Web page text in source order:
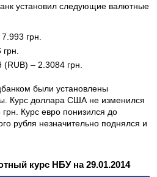
установил следующие валютные
грн.
(RUB) – 2.3084 грн.
были установлены
Курс доллара США не изменился
Курс евро понизился до
рубля незначительно поднялся и
курс НБУ на 29.01.2014